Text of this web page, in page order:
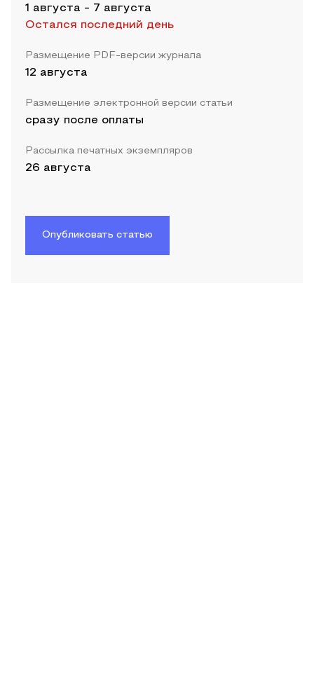
1 августа - 7 августа
Остался последний день
Размещение PDF-версии журнала
12 августа
Размещение электронной версии статьи
сразу после оплаты
Рассылка печатных экземпляров
26 августа
Опубликовать статью